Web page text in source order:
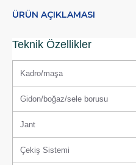
ÜRÜN AÇIKLAMASI
Teknik Özellikler
Kadro/maşa
Gidon/boğaz/sele borusu
Jant
Çekiş Sistemi